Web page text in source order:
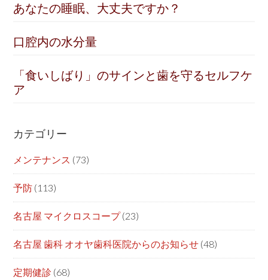
あなたの睡眠、大丈夫ですか？
口腔内の水分量
「食いしばり」のサインと歯を守るセルフケ
ア
カテゴリー
メンテナンス (73)
予防 (113)
名古屋 マイクロスコープ(23)
名古屋 歯科 オオヤ歯科医院からのお知らせ (48)
定期健診 (68)